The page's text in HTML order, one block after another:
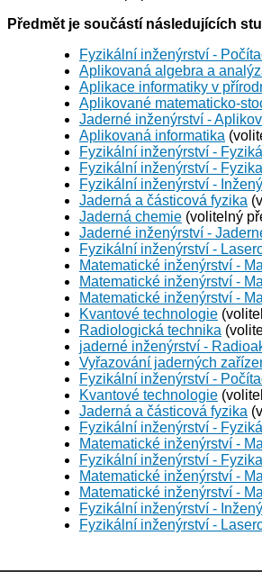
Předmět je součástí následujících
Fyzikální inženýrství -
Aplikovaná algebra a
Aplikace informatiky v
Aplikované matematicko-
Jaderné inženýrství -
Aplikovaná informatika
Fyzikální inženýrství -
Fyzikální inženýrství -
Fyzikální inženýrství -
Jaderná a částicová fyzika
Jaderná chemie (volitelný
Jaderné inženýrství -
Fyzikální inženýrství -
Matematické inženýrství -
Matematické inženýrství -
Matematické inženýrství -
Kvantové technologie
Radiologická technika
jaderné inženýrství -
Vyřazování jaderných
Fyzikální inženýrství -
Kvantové technologie
Jaderná a částicová fyzika
Fyzikální inženýrství -
Matematické inženýrství -
Fyzikální inženýrství -
Matematické inženýrství -
Matematické inženýrství -
Fyzikální inženýrství -
Fyzikální inženýrství -